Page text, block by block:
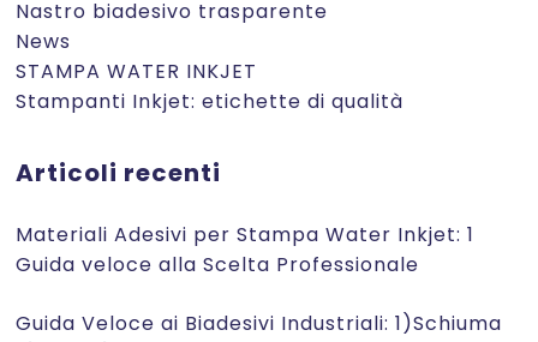
Nastro biadesivo trasparente
News
STAMPA WATER INKJET
Stampanti Inkjet: etichette di qualità
Articoli recenti
Materiali Adesivi per Stampa Water Inkjet: 1
Guida veloce alla Scelta Professionale
Guida Veloce ai Biadesivi Industriali: 1)Schiuma